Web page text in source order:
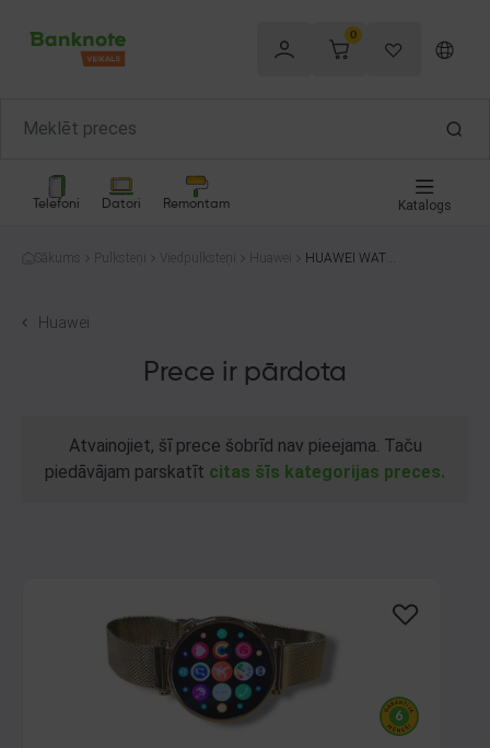
0
Telefoni Datori Remontam Katalogs
Sākums Pulksteņi Viedpulksteņi Huawei
HUAWEI WATC
Huawei
Prece ir pārdota
Atvainojiet, šī prece šobrīd nav pieejama. Taču
piedāvājam parskatīt citas šīs kategorijas preces.